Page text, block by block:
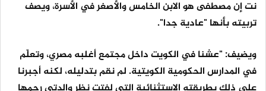
نت إن مصطفى هو الابن الخامس والأصغر في الأسرة، ويصف
تربيته بأنها "عادية جدا".
ويضيف: "عشنا في الكويت داخل مجتمع أغلبه مصري، وتعلّم
في المدارس الحكومية الكويتية. لم نقم بتدليله، لكنه أجبرنا